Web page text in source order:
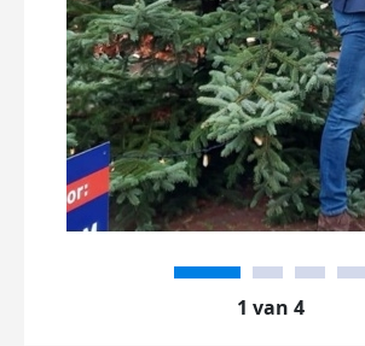
1 van 4